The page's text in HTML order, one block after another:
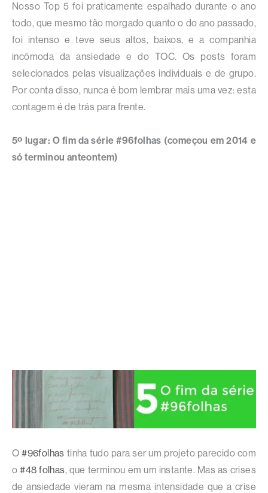
Nosso Top 5 foi praticamente espalhado durante o ano
todo, que mesmo tão morgado quanto o do ano passado,
foi intenso e teve seus altos, baixos, e a companhia
incômoda da ansiedade e do TOC. Os posts foram
selecionados pelas visualizações individuais e de grupo.
Por conta disso, nunca é bom lembrar mais uma vez: esta
contagem é de trás para frente.
5º lugar: O fim da série #96folhas (começou em 2014 e
só terminou anteontem)
O#96folhas tinha tudo para ser um projeto parecido com
o#48 folhas, que terminou em um instante. Mas as crises
de ansiedade vieram na mesma intensidade que a crise